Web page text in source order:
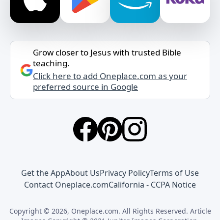
Grow closer to Jesus with trusted Bible
teaching.
Click here to add Oneplace.com as your
preferred source in Google
Get the AppAbout UsPrivacy PolicyTerms of Use
Contact Oneplace.comCalifornia - CCPA Notice
Copyright © 2026, Oneplace.com. All Rights Reserved. Article